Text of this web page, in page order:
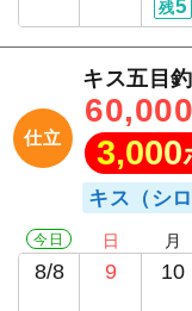
残5
仕立
キス五目
60,000
3,000
キス（シロ
今日
8/8
日
9
月
10